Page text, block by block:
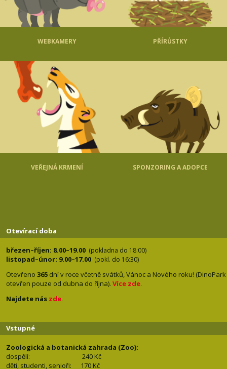
WEBKAMERY PŘÍRŮSTKY
VEŘEJNÁ KRMENÍ SPONZORING A ADOPCE
Otevírací doba
březen–říjen: 8.00–19.00 (pokladna do 18:00)
listopad–únor: 9.00–17.00 (pokl. do 16:30)
Otevřeno 365 dní v roce včetně svátků, Vánoc a Nového roku! (DinoPark
otevřen pouze od dubna do října). Více zde.
Najdete nás zde.
Vstupné
Zoologická a botanická zahrada (Zoo):
dospělí:
240 Kč
děti, studenti, senioři: 170 Kč